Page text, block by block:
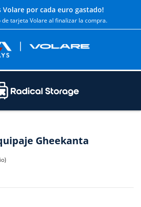
Volare por cada euro gastado!
tarjeta Volare al finalizar la compra.
Gheekanta